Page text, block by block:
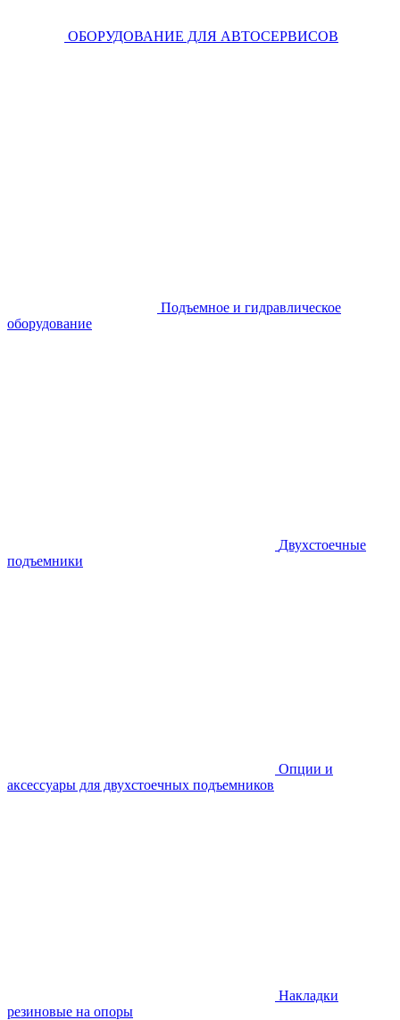
ОБОРУДОВАНИЕ ДЛЯ АВТОСЕРВИСОВ
Подъемное и гидравлическое
оборудование
Двухстоечные
подъемники
Опции и
аксессуары для двухстоечных подъемников
Накладки
резиновые на опоры